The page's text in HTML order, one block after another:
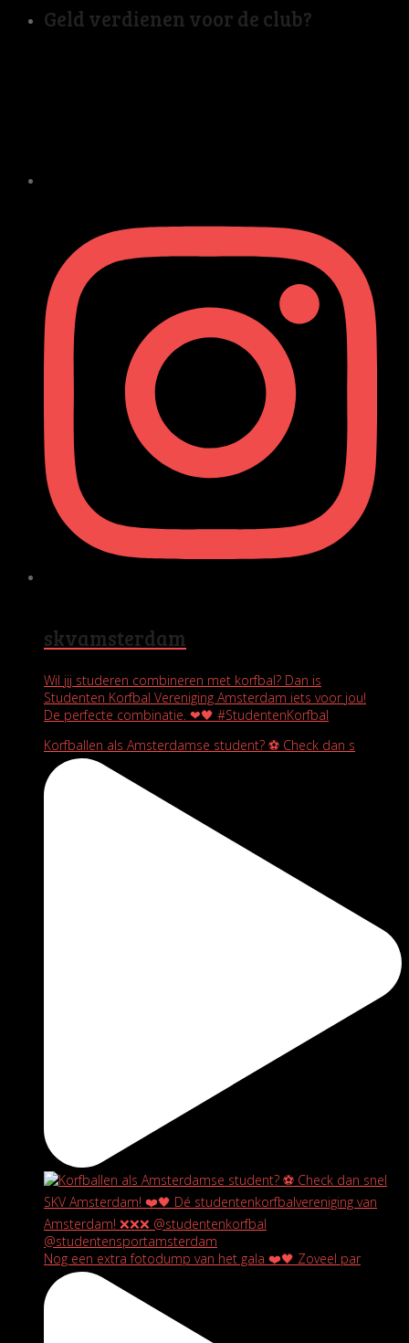
Geld verdienen voor de club?
skvamsterdam
Wil jij studeren combineren met korfbal? Dan is
Studenten Korfbal Vereniging Amsterdam iets voor jou!
De perfecte combinatie. ❤🖤 #StudentenKorfbal
Korfballen als Amsterdamse student? ⚽️ Check dan s
Nog een extra fotodump van het gala ❤️🖤 Zoveel par